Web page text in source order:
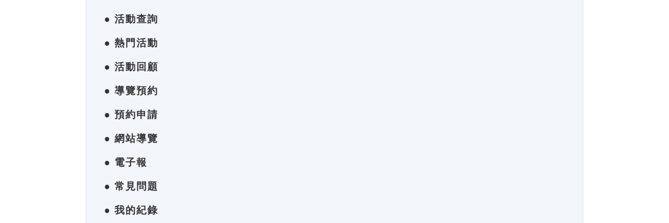
● 活動查詢
● 熱門活動
● 活動回顧
● 導覽預約
● 預約申請
● 網站導覽
● 電子報
● 常見問題
● 我的紀錄